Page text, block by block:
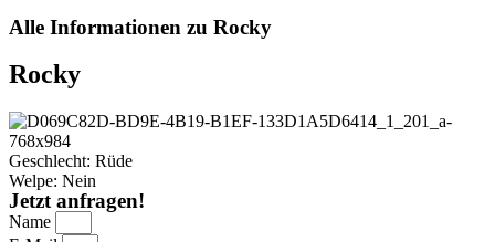
Alle Informationen zu Rocky
Rocky
Geschlecht: Rüde
Welpe: Nein
Jetzt anfragen!
Name